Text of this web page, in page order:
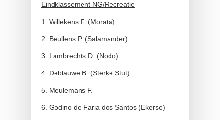
Eindklassement NG/Recreatie
1. Willekens F. (Morata)
2. Beullens P. (Salamander)
3. Lambrechts D. (Nodo)
4. Deblauwe B. (Sterke Stut)
5. Meulemans F.
6. Godino de Faria dos Santos (Ekerse)